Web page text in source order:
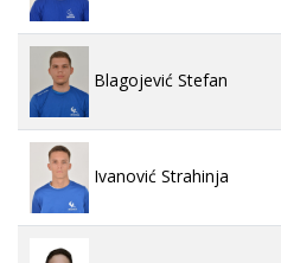
Blagojević Stefan
Ivanović Strahinja